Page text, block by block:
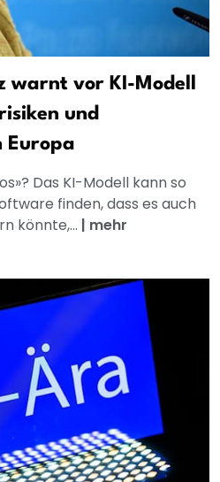
warnt vor KI-Modell
und
Europa
Das KI-Modell kann so
finden, dass es auch
könnte,... | mehr